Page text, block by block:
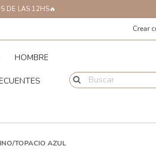
DE LAS 12HS🔥
Crear
HOMBRE
TOPACIO AZUL